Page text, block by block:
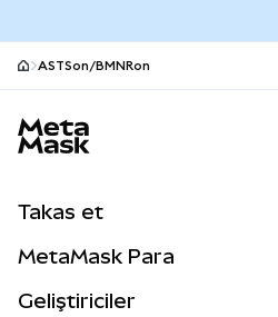
ASTSon/BMNRon
Takas et
MetaMask Para
Geliştiriciler